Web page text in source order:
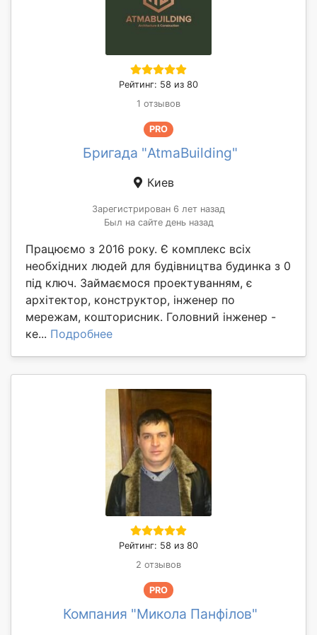
Рейтинг: 58 из 80
1 отзывов
PRO
Бригада "AtmaBuilding"
Киев
Зарегистрирован 6 лет назад
Был на сайте день назад
Працюємо з 2016 року. Є комплекс всіх
необхідних людей для будівництва будинка з 0
під ключ. Займаємося проектуванням, є
архітектор, конструктор, інженер по
мережам, кошторисник. Головний інженер -
ке... Подробнее
Рейтинг: 58 из 80
2 отзывов
PRO
Компания "Микола Панфілов"